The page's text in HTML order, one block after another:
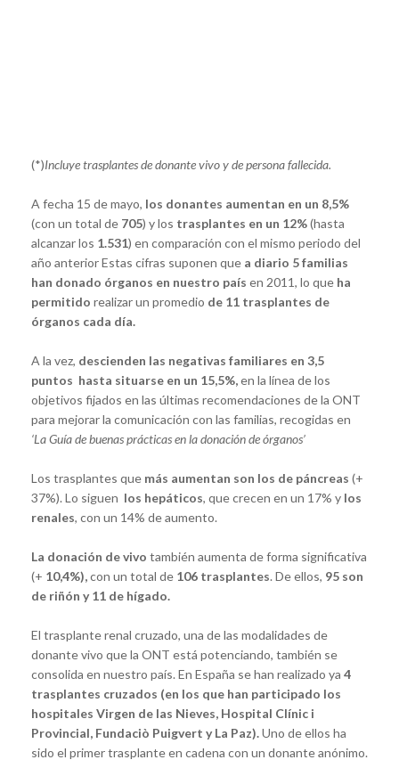
(*)Incluye trasplantes de donante vivo y de persona fallecida.
A fecha 15 de mayo, los donantes aumentan en un 8,5%
(con un total de 705) y los trasplantes en un 12%(hasta
alcanzar los 1.531) en comparación con el mismo periodo del
año anterior Estas cifras suponen que a diario 5 familias
han donado órganos en nuestro país en 2011, lo que ha
permitido realizar un promedio de 11 trasplantes de
órganos cada día.
A la vez, descienden las negativas familiares en 3,5
puntos hasta situarse en un 15,5%,en la línea de los
objetivos fijados en las últimas recomendaciones de la ONT
para mejorar la comunicación con las familias, recogidas en
‘La Guía de buenas prácticas en la donación de órganos’
Los trasplantes que más aumentan son los de páncreas (+
37%). Lo siguen los hepáticos, que crecen en un 17% y los
renales, con un 14% de aumento.
La donación de vivo también aumenta de forma significativa
(+ 10,4%),con un total de 106 trasplantes. De ellos, 95 son
de riñón y 11 de hígado.
El trasplante renal cruzado, una de las modalidades de
donante vivo que la ONT está potenciando, también se
consolida en nuestro país. En España se han realizado ya 4
trasplantes cruzados (en los que han participado los
hospitales Virgen de las Nieves, Hospital Clínic i
Provincial, Fundaciò Puigvert y La Paz).Uno de ellos ha
sido el primer trasplante en cadena con un donante anónimo.